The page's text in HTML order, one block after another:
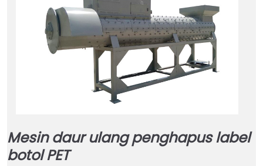
Mesin daur ulang penghapus label
botol PET